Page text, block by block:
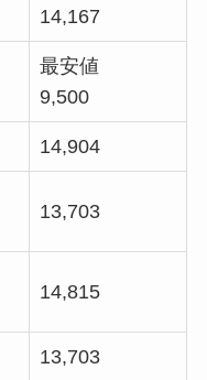
14,167
最安値
9,500
14,904
13,703
14,815
13,703